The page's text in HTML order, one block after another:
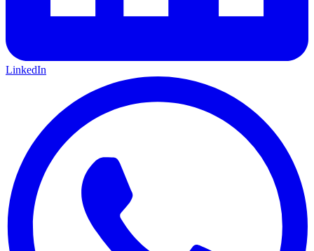
LinkedIn